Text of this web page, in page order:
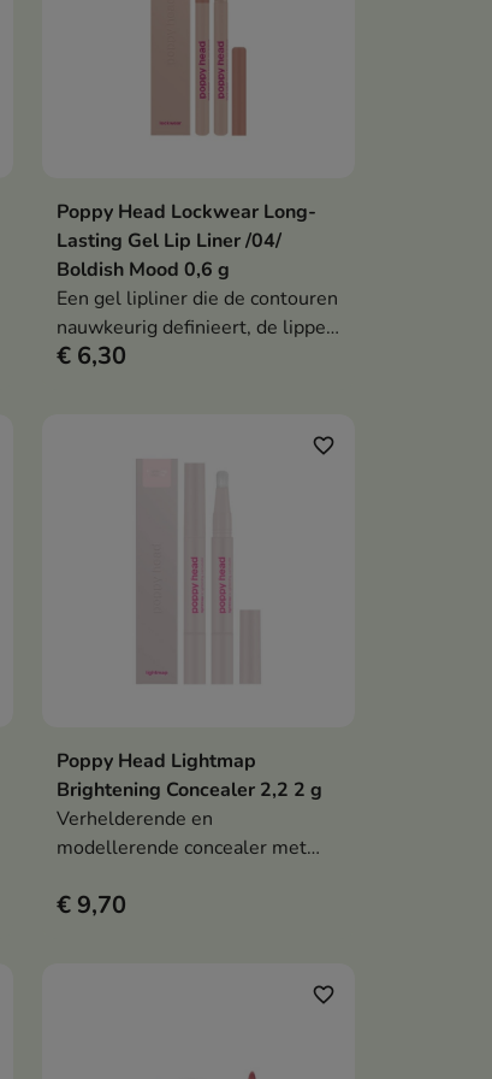
 In winkelwagen
Poppy Head Lockwear Long-
Lasting Gel Lip Liner /04/
Boldish Mood 0,6 g
Een gel lipliner die de contouren
nauwkeurig definieert, de lippen
vormgeeft en een langdurig
€ 6,30
 In winkelwagen
favorite_border
Poppy Head Lightmap
Brightening Concealer 2,2 2 g
Verhelderende en
modellerende concealer met
gezicht oplicht, egaliseert en
€ 9,70
favorite_border